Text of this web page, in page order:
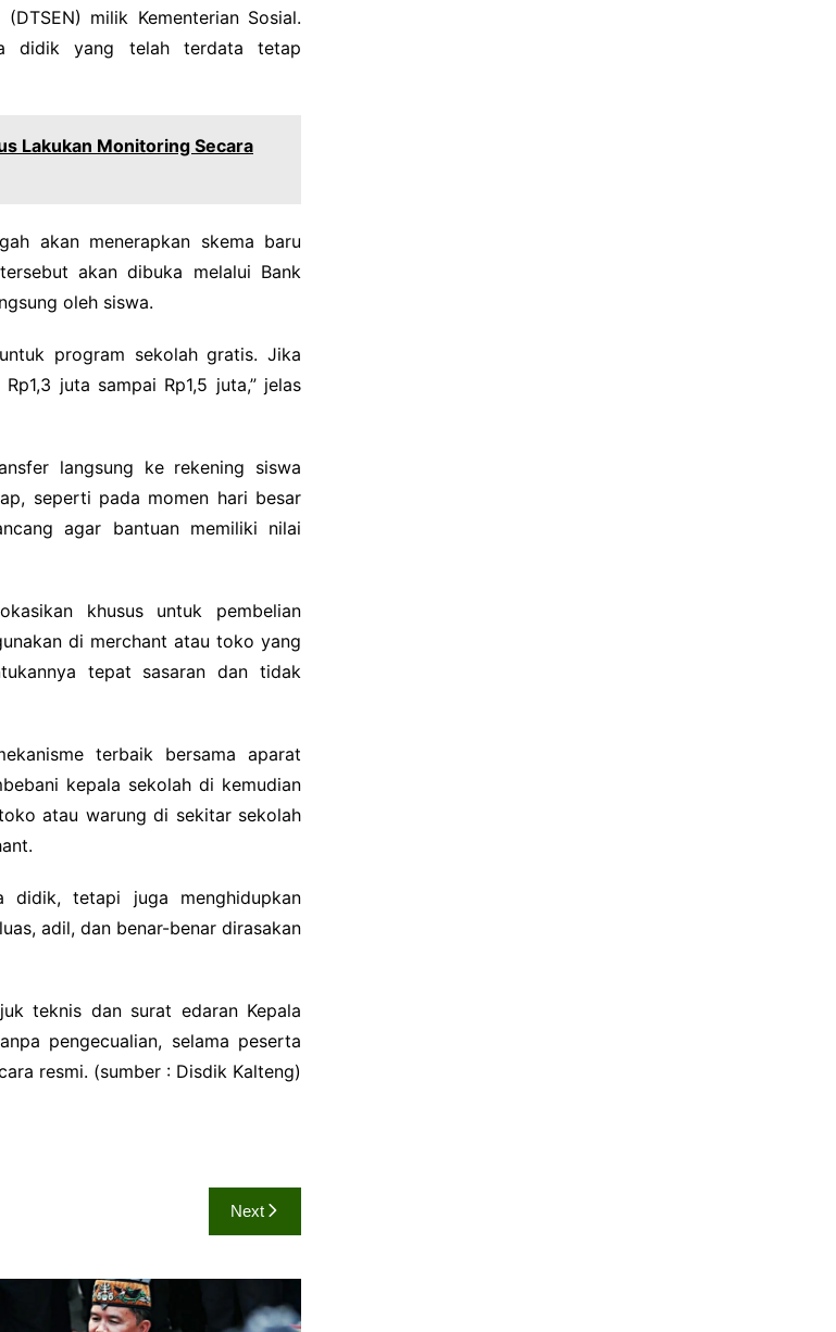
milik Kementerian Sosial.
didik yang telah terdata tetap
Lakukan Monitoring Secara
akan menerapkan skema baru
akan dibuka melalui Bank
oleh siswa.
program sekolah gratis. Jika
juta sampai Rp1,5 juta,” jelas
langsung ke rekening siswa
seperti pada momen hari besar
agar bantuan memiliki nilai
khusus untuk pembelian
di merchant atau toko yang
tepat sasaran dan tidak
terbaik bersama aparat
kepala sekolah di kemudian
atau warung di sekitar sekolah
didik, tetapi juga menghidupkan
adil, dan benar-benar dirasakan
teknis dan surat edaran Kepala
pengecualian, selama peserta
resmi. (sumber : Disdik Kalteng)
Next